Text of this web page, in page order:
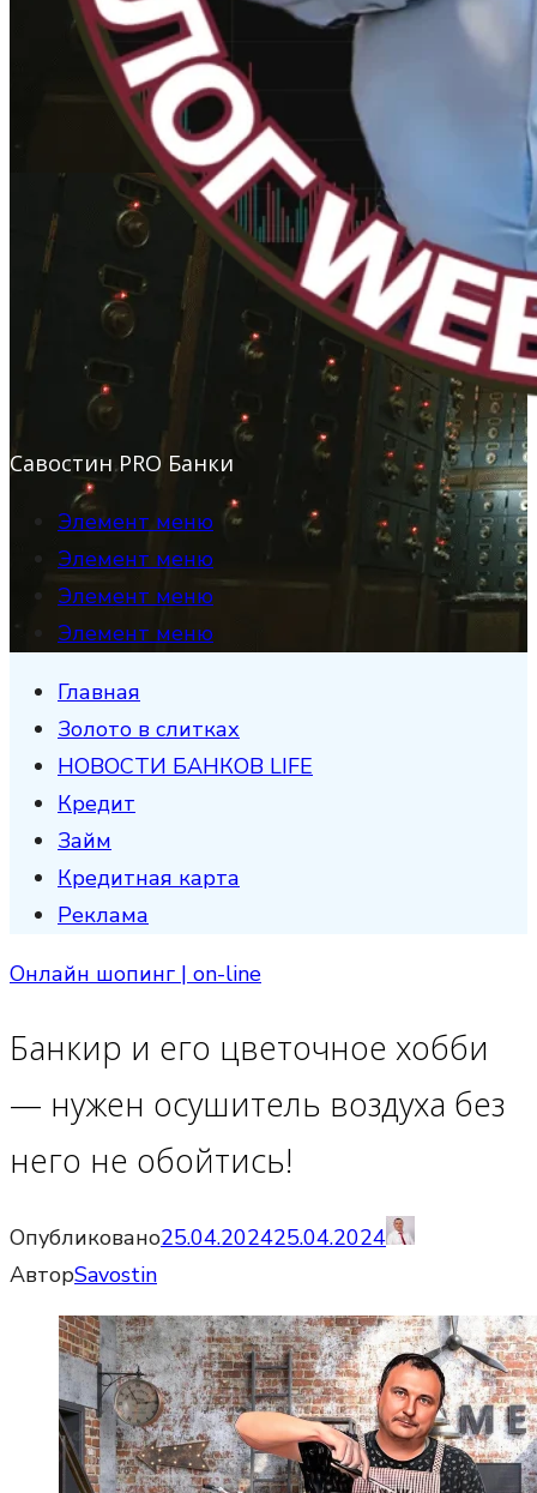
Савостин PRO Банки
Элемент меню
Элемент меню
Элемент меню
Элемент меню
Главная
Золото в слитках
НОВОСТИ БАНКОВ LIFE
Кредит
Займ
Кредитная карта
Реклама
Онлайн шопинг | on-line
Банкир и его цветочное хобби
— нужен осушитель воздуха без
него не обойтись!
Опубликовано25.04.202425.04.2024
АвторSavostin